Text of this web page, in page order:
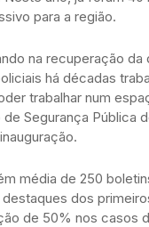
para a região.
na recuperação da
há décadas
trabalhar num
Segurança Pública
média de 250
dos
de 50% nos casos